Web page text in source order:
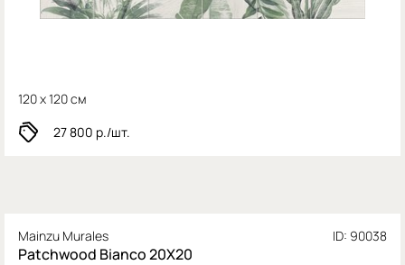
120 x 120 см
27 800 р./шт.
Mainzu Murales ID: 90038
Patchwood Bianco 20X20